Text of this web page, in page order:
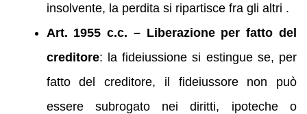
insolvente, la perdita si ripartisce fra gli altri .
Art. 1955 c.c. – Liberazione per fatto del
creditore: la fideiussione si estingue se, per
fatto del creditore, il fideiussore non può
essere subrogato nei diritti, ipoteche o